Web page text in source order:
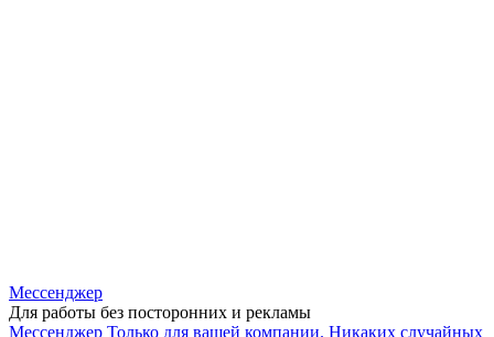
Мессенджер
Для работы без посторонних и рекламы
Мессенджер Только для вашей компании. Никаких случайных